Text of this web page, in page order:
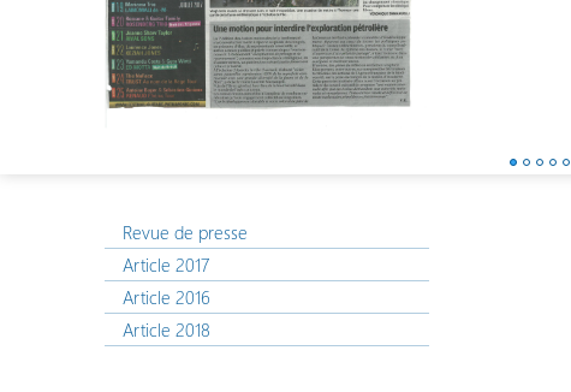
Revue de presse
Article 2017
Article 2016
Article 2018